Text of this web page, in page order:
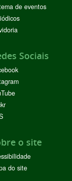
de eventos
Sociais
o site
do site